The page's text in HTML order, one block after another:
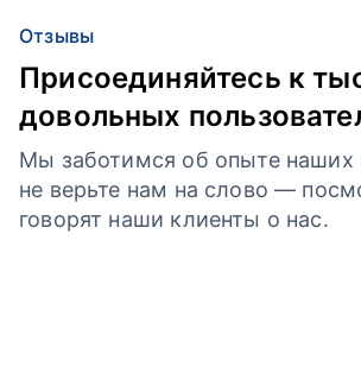
Отзывы
Присоединяйтесь к
довольных
Мы заботимся об опыте наших
не верьте нам на слово —
говорят наши клиенты о нас.